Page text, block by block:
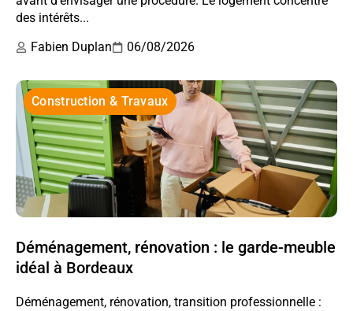
des intérêts...
Fabien Duplan
06/08/2026
Construction & Travaux
Déménagement, rénovation : le garde-meuble
idéal à Bordeaux
Déménagement, rénovation, transition professionnelle :